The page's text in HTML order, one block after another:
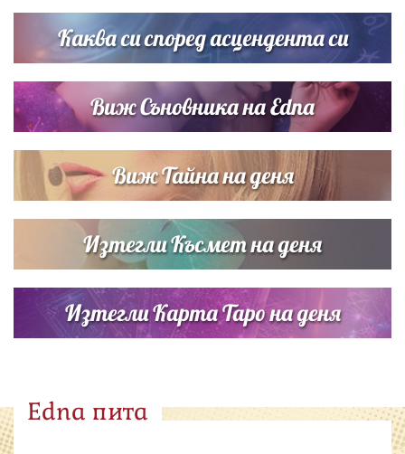
Каква си според асцендента си
Виж Съновника на Edna
Виж Тайна на деня
Изтегли Късмет на деня
Изтегли Карта Таро на деня
Edna пита